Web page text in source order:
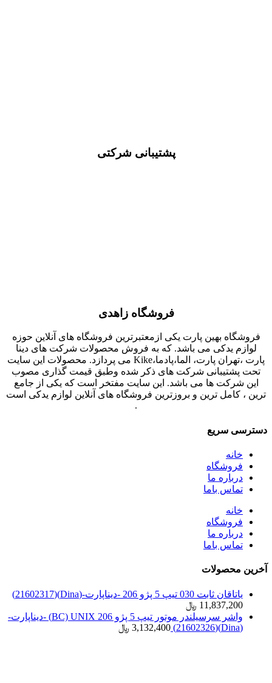
پشتیبانی شرکتی
فروشگاه زاهدی
فروشگاه بهین پارت یکی ازمعتبرترین فروشگاه های آنلاین حوزه
لوازم یدکی می باشد. که به فروش محصولات شرکت های دینا
پارت ،تهران پارت، الما،پادما،Kike می پردازد. محصولات این سایت
تحت پشتیبانی شرکت های ذکر شده وطبق قیمت گذاری مصوب
این شرکت ها می باشد. این سایت مفتخر است که یکی از جامع
ترین ، کامل ترین و بروزترین فروشگاه های آنلاین لوازم یدکی است
.
دسترسی سریع
خانه
فروشگاه
درباره ما
تماس باما
خانه
فروشگاه
درباره ما
تماس باما
آخرین محصولات
یاتاقان ثابت 030 تیپ 5 پژو 206 -دیناپارت-(Dina)(21602317)
11,837,200 ﷼
واشر سرسیلندر موتور تیپ 5 پژو 206 BC) UNIX) -دیناپارت-
(Dina)(21602326)
3,132,400 ﷼